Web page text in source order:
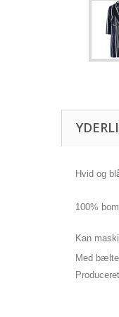
Hvid og
100%
Kan
Med bælte